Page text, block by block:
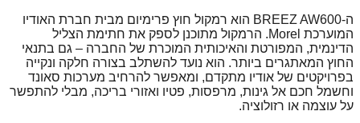
ה-BREEZ AW600 הוא רמקול חוץ פרימיום מבית חברת האודיו
המוערכת Morel. הרמקול מתוכנן לספק את חתימת הצליל
הדינמית, המפורטת והאיכותית המוכרת של החברה – גם בתנאי
החוץ המאתגרים ביותר. הוא נועד להשתלב בצורה חלקה ונקייה
בפרויקטים של אודיו מתקדם, ומאפשר להרחיב מערכות סאונד
וחשמל חכם אל גינות, מרפסות, פטיו ואזורי בריכה, מבלי להתפשר
על עוצמה או רזולוציה.